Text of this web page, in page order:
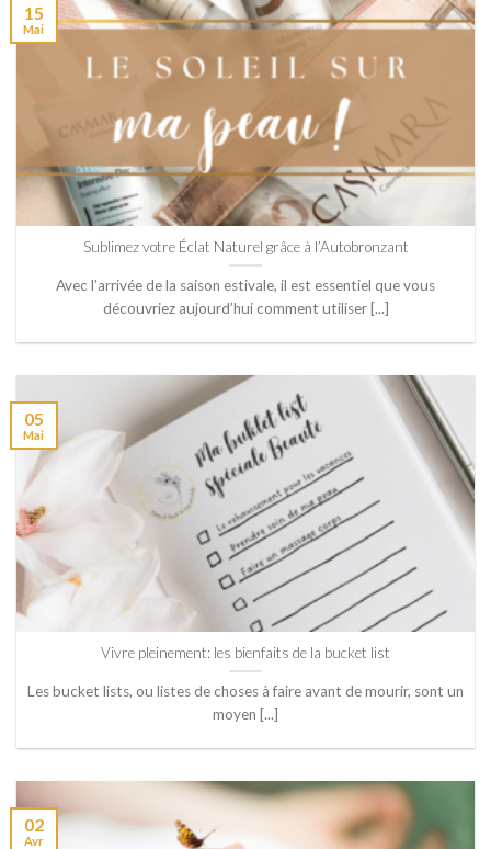
Sublimez votre Éclat Naturel grâce à l’Autobronzant
Avec l’arrivée de la saison estivale, il est essentiel que vous
découvriez aujourd’hui comment utiliser [...]
15
Mai
Vivre pleinement: les bienfaits de la bucket list
Les bucket lists, ou listes de choses à faire avant de mourir, sont un
moyen [...]
05
Mai
02
Avr